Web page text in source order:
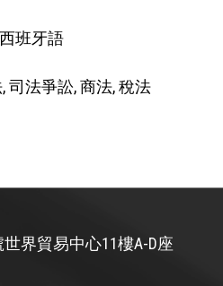
班牙語
司法爭訟, 商法, 稅法
界貿易中心11樓A-D座